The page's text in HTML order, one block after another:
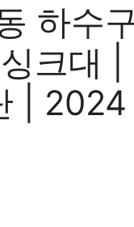
하수
크대
| 2024